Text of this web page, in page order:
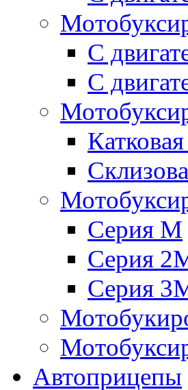
С
С
Серия М
Серия
Серия
Автоприцепы